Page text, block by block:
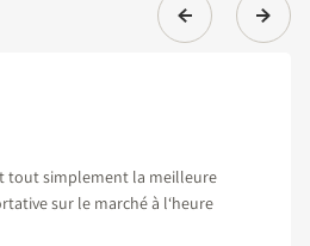
tout simplement la meilleure
sur le marché à l‘heure